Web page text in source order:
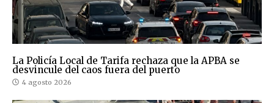
La Policía Local de Tarifa rechaza que la APBA se
desvincule del caos fuera del puerto
4 agosto 2026